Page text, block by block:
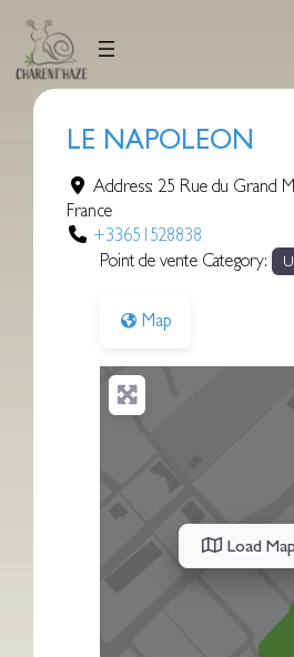
contenu
LE NAPOLEON
Address: 25 Rue du Grand
France
+33651528838
Point de vente Category:
Map
Load Map